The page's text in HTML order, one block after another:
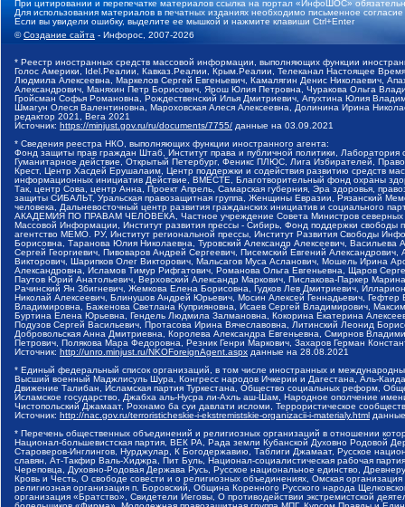
При цитировании и перепечатке материалов ссылка на портал «ИнфоШОС»
Для использования материалов в печатных изданиях необходимо письменное
Если вы увидели ошибку, выделите ее мышкой и нажмите клавиши Ctrl+Enter
©Создание сайта - Инфорос, 2007-2026
* Реестр иностранных средств массовой информации, выполняющих функции
Голос Америки, Idel.Реалии, Кавказ.Реалии, Крым.Реалии, Телеканал Настоящее
Людмила Алексеевна, Маркелов Сергей Евгеньевич, Камалягин Денис Николаевич,
Александрович, Маняхин Петр Борисович, Ярош Юлия Петровна, Чуракова Ольга
Гройсман Софья Романовна, Рождественский Илья Дмитриевич, Апухтина Юлия
Шмагун Олеся Валентиновна, Мароховская Алеся Алексеевна, Долинина Ирина
редактор 2021, Вега 2021
Источник: https://minjust.gov.ru/ru/documents/7755/ данные на 03.09.2021
* Сведения реестра НКО, выполняющих функции иностранного агента:
Фонд защиты прав граждан Штаб, Институт права и публичной политики,
Гуманитарное действие, Открытый Петербург, Феникс ПЛЮС, Лига Избирателей,
Крест, Центр Хасдей Ерушалаим, Центр поддержки и содействия развитию средств
информационных инициатив Действие, ВМЕСТЕ, Благотворительный фонд охраны
Так, центр Сова, центр Анна, Проект Апрель, Самарская губерния, Эра здоровья,
защиты СИБАЛЬТ, Уральская правозащитная группа, Женщины Евразии, Рязанский
человека, Дальневосточный центр развития гражданских инициатив и социального
АКАДЕМИЯ ПО ПРАВАМ ЧЕЛОВЕКА, Частное учреждение Совета Министров северных
Массовой Информации, Институт развития прессы - Сибирь, Фонд поддержки
агентство МЕМО. РУ, Институт региональной прессы, Институт Развития Свободы
Борисовна, Таранова Юлия Николаевна, Туровский Александр Алексеевич,
Сергей Георгиевич, Пивоваров Андрей Сергеевич, Писемский Евгений
Викторович, Шарипков Олег Викторович, Мальсагов Муса Асланович, Мошель Ирина
Александровна, Исламов Тимур Рифгатович, Романова Ольга Евгеньевна, Щаров
Паутов Юрий Анатольевич, Верховский Александр Маркович, Пислакова-Паркер
Рачинский Ян Збигневич, Жемкова Елена Борисовна, Гудков Лев Дмитриевич,
Николай Алексеевич, Блинушов Андрей Юрьевич, Мосин Алексей Геннадьевич,
Владимировна, Баженова Светлана Куприяновна, Исаев Сергей Владимирович,
Буртина Елена Юрьевна, Гендель Людмила Залмановна, Кокорина Екатерина
Подузов Сергей Васильевич, Протасова Ирина Вячеславовна, Литинский Леонид
Добровольская Анна Дмитриевна, Королева Александра Евгеньевна, Смирнов
Петрович, Полякова Мара Федоровна, Резник Генри Маркович, Захаров Герман
Источник: http://unro.minjust.ru/NKOForeignAgent.aspx данные на 28.08.2021
* Единый федеральный список организаций, в том числе иностранных и
Высший военный Маджлисуль Шура, Конгресс народов Ичкерии и Дагестана, Аль-
Движение Талибан, Исламская партия Туркестана, Общество социальных реформ,
Исламское государство, Джабха аль-Нусра ли-Ахль аш-Шам, Народное ополчение
Чистопольский Джамаат, Рохнамо ба суи давлати исломи, Террористическое
Источник: http://nac.gov.ru/terroristicheskie-i-ekstremistskie-organizacii-i-materialy.html
* Перечень общественных объединений и религиозных организаций в отношении
Национал-большевистская партия, ВЕК РА, Рада земли Кубанской Духовно Родовой
Староверов-Инглингов, Нурджулар, К Богодержавию, Таблиги Джамаат, Русское
славян, Ат-Такфир Валь-Хиджра, Пит Буль, Национал-социалистическая рабочая
Череповца, Духовно-Родовая Держава Русь, Русское национальное единство,
Кровь и Честь, О свободе совести и о религиозных объединениях, Омская
религиозная организация п. Боровский, Община Коренного Русского народа
организация «Братство», Свидетели Иеговы, О противодействии экстремистской